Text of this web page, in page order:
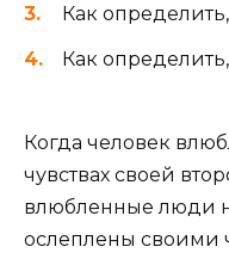
Как
Как
Когда человек
чувствах своей
влюбленные люди
ослеплены своими